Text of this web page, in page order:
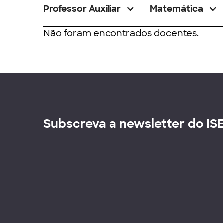
Professor Auxiliar Matemática
Não foram encontrados docentes.
Subscreva a newsletter do